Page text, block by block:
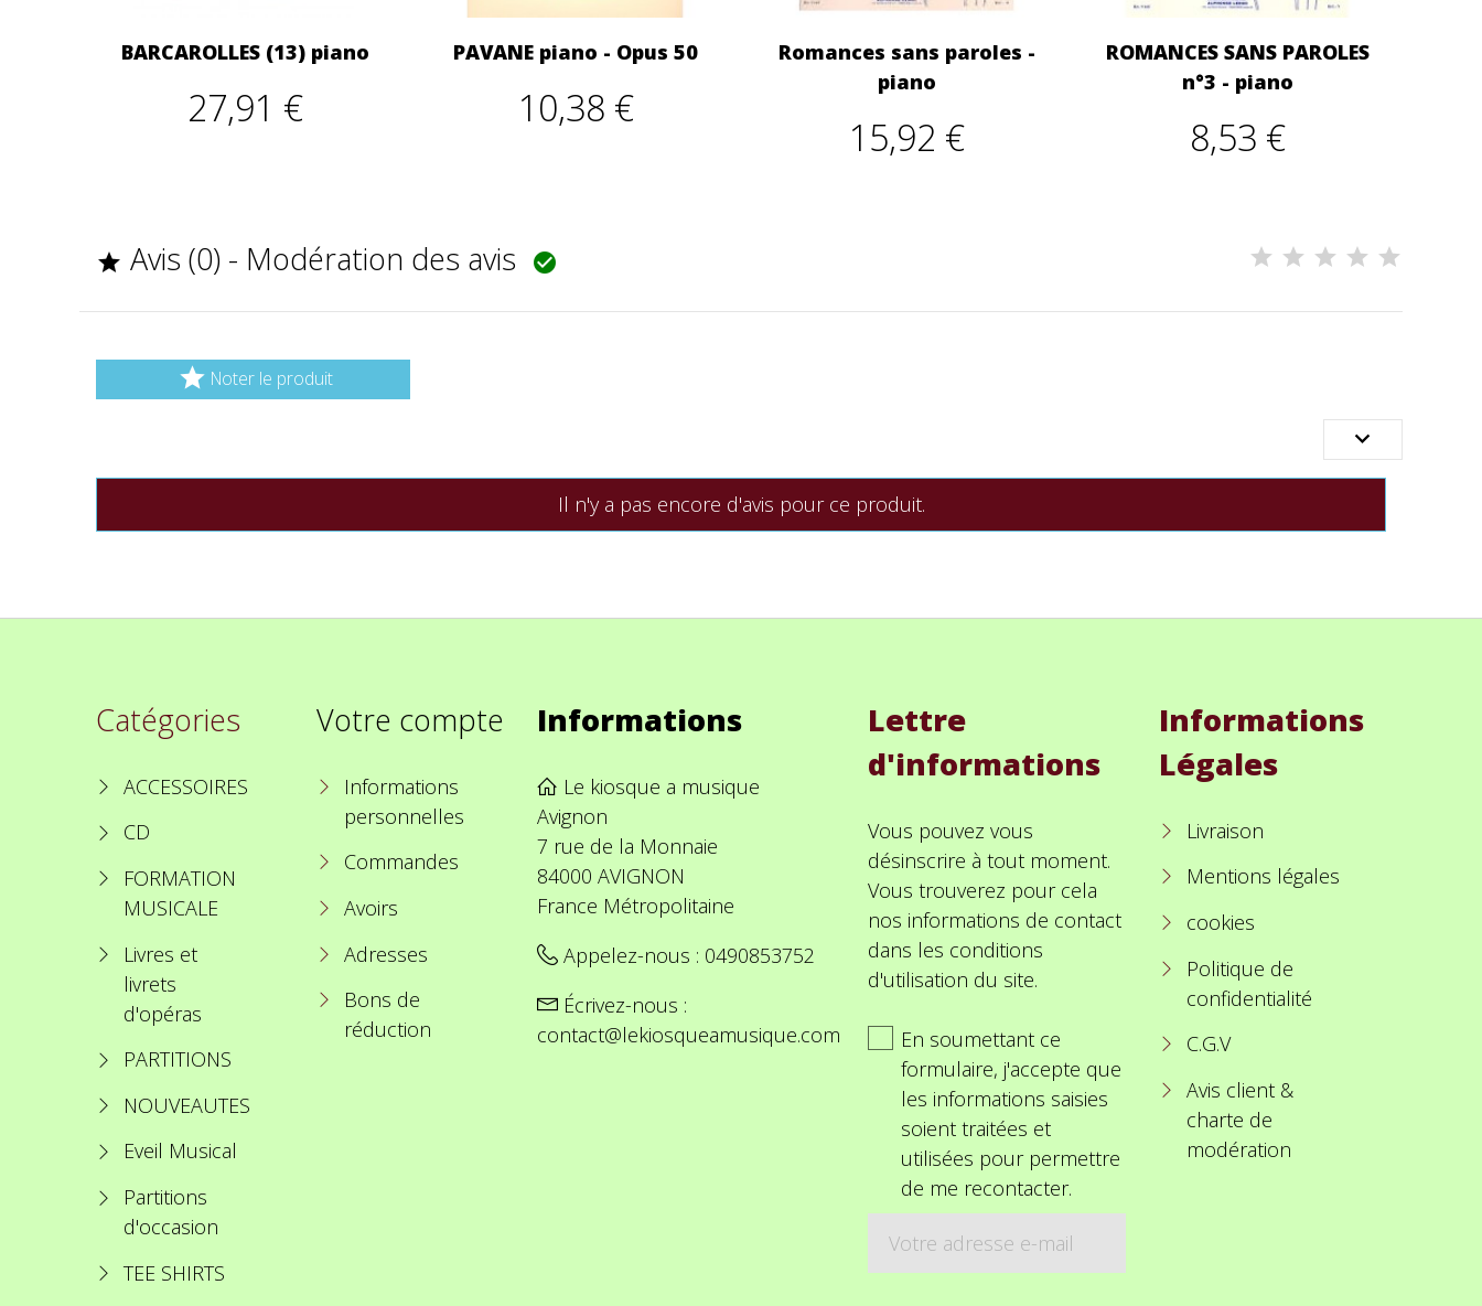
BARCAROLLES (13) piano
27,91 €
PAVANE piano - Opus 50
10,38 €
Romances sans paroles -
piano
15,92 €
ROMANCES SANS PAROLES
n°3 - piano
8,53 €
 Avis (0) - Modération des avis 
 Noter le produit

Il n'y a pas encore d'avis pour ce produit.
Catégories
ACCESSOIRES
CD
FORMATION
MUSICALE
Livres et
livrets
d'opéras
PARTITIONS
NOUVEAUTES
Eveil Musical
Partitions
d'occasion
TEE SHIRTS
Votre compte
Informations
personnelles
Commandes
Avoirs
Adresses
Bons de
réduction
Informations
Le kiosque a musique
Avignon
7 rue de la Monnaie
84000 AVIGNON
France Métropolitaine
Appelez-nous : 0490853752
Écrivez-nous :
contact@lekiosqueamusique.com
Lettre
d'informations
Vous pouvez vous
désinscrire à tout moment.
Vous trouverez pour cela
nos informations de contact
dans les conditions
d'utilisation du site.
En soumettant ce
formulaire, j'accepte que
les informations saisies
soient traitées et
utilisées pour permettre
de me recontacter.
Informations
Légales
Livraison
Mentions légales
cookies
Politique de
confidentialité
C.G.V
Avis client &
charte de
modération